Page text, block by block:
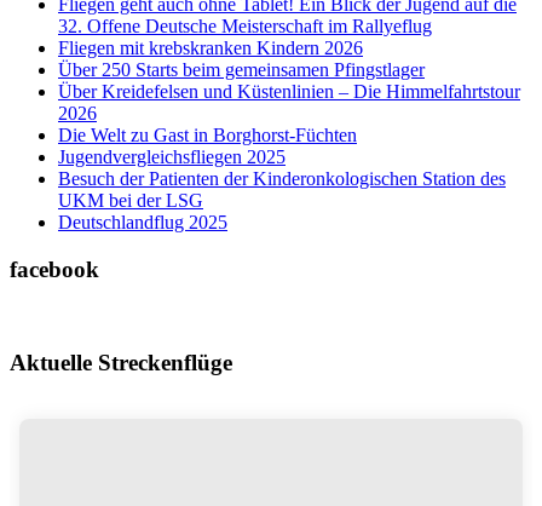
Fliegen geht auch ohne Tablet! Ein Blick der Jugend auf die
32. Offene Deutsche Meisterschaft im Rallyeflug
Fliegen mit krebskranken Kindern 2026
Über 250 Starts beim gemeinsamen Pfingstlager
Über Kreidefelsen und Küstenlinien – Die Himmelfahrtstour
2026
Die Welt zu Gast in Borghorst-Füchten
Jugendvergleichsfliegen 2025
Besuch der Patienten der Kinderonkologischen Station des
UKM bei der LSG
Deutschlandflug 2025
facebook
Aktuelle Streckenflüge